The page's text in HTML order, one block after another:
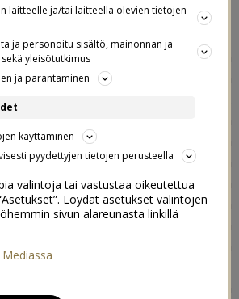
juuri pari päivää ennen vauvan
Vauvapopista
upeassa seeprakuosissa.
testailleena mä voin kyllä täysin
ylistyssanat mitä olen kaukalosta
vauviksen, Oton ja Tiaran kanssa
esittelyvideo kaukalon
Video ei valitettavasti ole autossa
ei omaa autoa ole ja taksissa en
ymmärrätte varmaan,
laitteelle ja/tai laitteella olevien tietojen
ja personoitu sisältö, mainonnan ja
yleisötutkimus
ja parantaminen
käyttäminen
pyydettyjen tietojen perusteella
valintoja tai vastustaa oikeutettua
Löydät asetukset valintojen
sivun alareunasta linkillä